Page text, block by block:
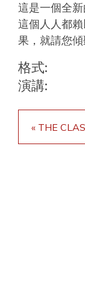
這是一個全
這個人人都
果，就請您傾
格式:
演講:
« THE